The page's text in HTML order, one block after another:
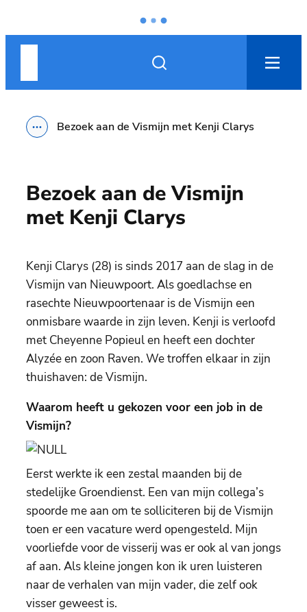
Naar inhoud
Zoek tonen / verbergen
Toon alle broodkruimel items
Bezoek aan de Vismijn met Kenji Clarys
Bezoek aan de Vismijn
met Kenji Clarys
Kenji Clarys (28) is sinds 2017 aan de slag in de
Vismijn van Nieuwpoort. Als goedlachse en
rasechte Nieuwpoortenaar is de Vismijn een
onmisbare waarde in zijn leven. Kenji is verloofd
met Cheyenne Popieul en heeft een dochter
Alyzée en zoon Raven. We troffen elkaar in zijn
thuishaven: de Vismijn.
Waarom heeft u gekozen voor een job in de
Vismijn?
Eerst werkte ik een zestal maanden bij de
stedelijke Groendienst. Een van mijn collega’s
spoorde me aan om te solliciteren bij de Vismijn
toen er een vacature werd opengesteld. Mijn
voorliefde voor de visserij was er ook al van jongs
af aan. Als kleine jongen kon ik uren luisteren
naar de verhalen van mijn vader, die zelf ook
visser geweest is.